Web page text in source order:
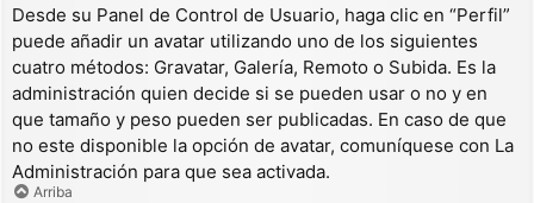
Desde su Panel de Control de Usuario, haga clic en “Perfil”
puede añadir un avatar utilizando uno de los siguientes
cuatro métodos: Gravatar, Galería, Remoto o Subida. Es la
administración quien decide si se pueden usar o no y en
que tamaño y peso pueden ser publicadas. En caso de que
no este disponible la opción de avatar, comuníquese con La
Administración para que sea activada.
Arriba